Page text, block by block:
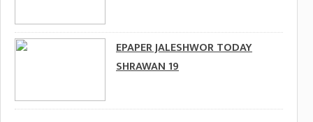
EPAPER JALESHWOR TODAY
SHRAWAN 19